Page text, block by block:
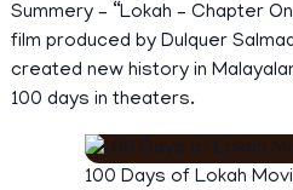
Summery – “Lokah – Chapter
film produced by Dulquer
created new history in
100 days in theaters.
100 Days of Lokah